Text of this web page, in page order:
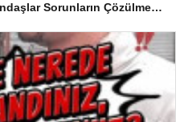
Hacımaşlı Mahallesi’nde Vatandaşlar Sorunların Çözülmesini Bekliyor